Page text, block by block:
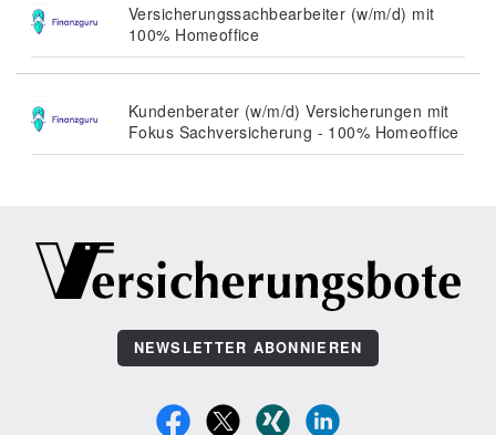
Versicherungssachbearbeiter (w/m/d) mit
100% Homeoffice
Kundenberater (w/m/d) Versicherungen mit
Fokus Sachversicherung - 100% Homeoffice
NEWSLETTER ABONNIEREN